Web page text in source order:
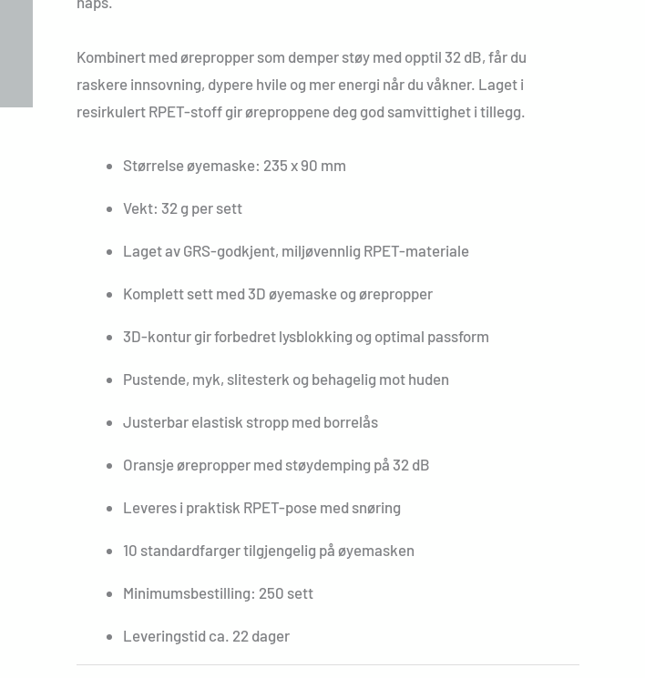
Kombinert med ørepropper som demper støy med opptil 32 dB, får du
raskere innsovning, dypere hvile og mer energi når du våkner. Laget i
resirkulert RPET-stoff gir øreproppene deg god samvittighet i tillegg.
Størrelse øyemaske: 235 x 90 mm
Vekt: 32 g per sett
Laget av GRS-godkjent, miljøvennlig RPET-materiale
Komplett sett med 3D øyemaske og ørepropper
3D-kontur gir forbedret lysblokking og optimal passform
Pustende, myk, slitesterk og behagelig mot huden
Justerbar elastisk stropp med borrelås
Oransje ørepropper med støydemping på 32 dB
Leveres i praktisk RPET-pose med snøring
10 standardfarger tilgjengelig på øyemasken
Minimumsbestilling: 250 sett
Leveringstid ca. 22 dager